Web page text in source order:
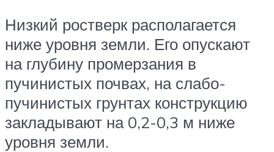
Низкий ростверк располагается
ниже уровня земли. Его опускают
на глубину промерзания в
пучинистых почвах, на слабо-
пучинистых грунтах конструкцию
закладывают на 0,2-0,3 м ниже
уровня земли.